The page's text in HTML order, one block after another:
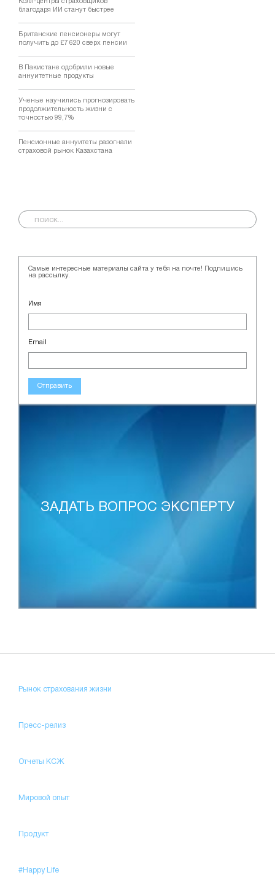
Колл-центры страховщиков
благодаря ИИ станут быстрее
Британские пенсионеры могут
получить до £7 620 сверх пенсии
В Пакистане одобрили новые
аннуитетные продукты
Ученые научились прогнозировать
продолжительность жизни с
точностью 99,7%
Пенсионные аннуитеты разогнали
страховой рынок Казахстана
Самые интересные материалы сайта у тебя на почте! Подпишись
на рассылку.
Имя
Email
Отправить
ЗАДАТЬ ВОПРОС ЭКСПЕРТУ
Рынок страхования жизни
Пресс-релиз
Отчеты КСЖ
Мировой опыт
Продукт
#Happy Life